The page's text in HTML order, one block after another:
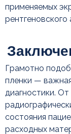
применяемых
рентгеновского
Грамотно
пленки —
диагностики.
состояния
расходных